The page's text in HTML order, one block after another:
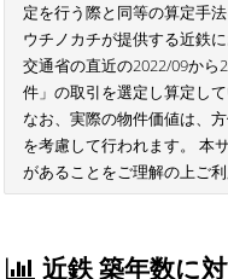
定を行う際と同等の算定手法
ウチノカチが提供する近鉄
交通省の直近の2022/09から
件」の取引を選定し算定して
なお、実際の物件価値は、
を考慮して行われます。 本
があることをご理解の上ご
近鉄 築年数に